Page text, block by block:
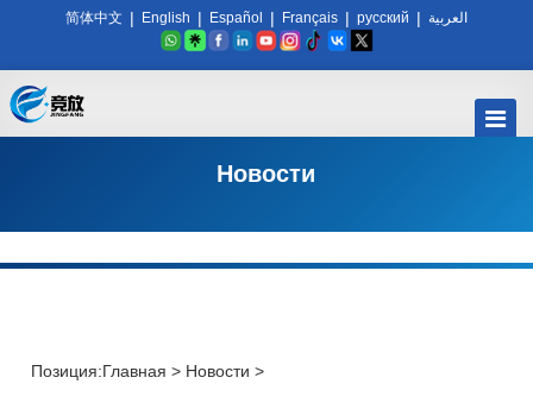
简体中文 | English | Español | Français | русский | العربية
Новости
Позиция:Главная > Новости >